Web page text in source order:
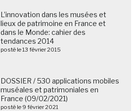
L’innovation dans les musées et
lieux de patrimoine en France et
dans le Monde: cahier des
tendances 2014
posté le 13 février 2015
DOSSIER / 530 applications mobiles
muséales et patrimoniales en
France (09/02/2021)
posté le 9 février 2021